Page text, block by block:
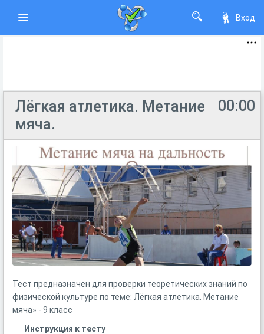
Вход
00:00
Лёгкая атлетика. Метание
мяча.
Тест предназначен для проверки теоретических знаний по
физической культуре по теме: Лёгкая атлетика. Метание
мяча» - 9 класс
Инструкция к тесту